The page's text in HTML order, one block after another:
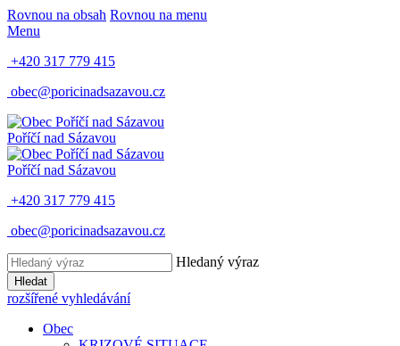
Rovnou na obsah Rovnou na menu
Menu
+420 317 779 415
obec@poricinadsazavou.cz
Poříčí nad Sázavou
Poříčí nad Sázavou
+420 317 779 415
obec@poricinadsazavou.cz
Hledaný výraz
Hledat
rozšířené vyhledávání
Obec